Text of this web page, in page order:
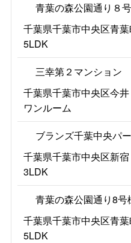
青葉の森公園通り８
千葉県千葉市中央区青
5LDK
三幸第２マンション
千葉県千葉市中央区今
ワンルーム
ブランズ千葉中央パ
千葉県千葉市中央区新宿
3LDK
青葉の森公園通り8号
千葉県千葉市中央区青
5LDK